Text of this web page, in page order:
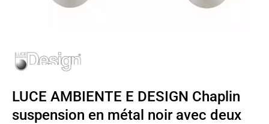
LUCE AMBIENTE E DESIGN Chaplin
suspension en métal noir avec deux